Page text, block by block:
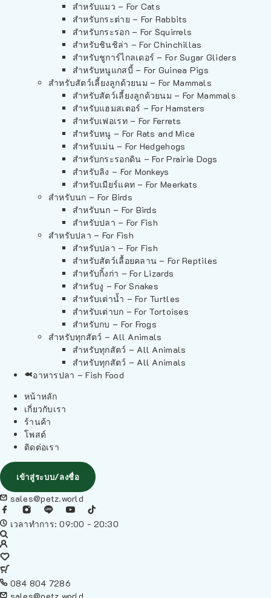
สำหรับแมว – For Cats
สำหรับกระต่าย – For Rabbits
สำหรับกระรอก – For Squirrels
สำหรับชินชิล่า – For Chinchillas
สำหรับชูการ์ไกลเดอร์ – For Sugar Gliders
สำหรับหนูแกสบี้ – For Guinea Pigs
สำหรับสัตว์เลี้ยงลูกด้วยนม – For Mammals
สำหรับสัตว์เลี้ยงลูกด้วยนม – For Mammals
สำหรับแฮมสเตอร์ – For Hamsters
สำหรับเฟอเรท – For Ferrets
สำหรับหนู – For Rats and Mice
สำหรับเม่น – For Hedgehogs
สำหรับกระรอกดิน – For Prairie Dogs
สำหรับลิง – For Monkeys
สำหรับเมียร์แคท – For Meerkats
สำหรับนก – For Birds
สำหรับนก – For Birds
สำหรับปลา – For Fish
สำหรับปลา – For Fish
สำหรับปลา – For Fish
สำหรับสัตว์เลื้อยคลาน – For Reptiles
สำหรับกิ้งก่า – For Lizards
สำหรับงู – For Snakes
สำหรับเต่าน้ำ – For Turtles
สำหรับเต่าบก – For Tortoises
สำหรับกบ – For Frogs
สำหรับทุกสัตว์ – All Animals
สำหรับทุกสัตว์ – All Animals
สำหรับทุกสัตว์ – All Animals
อาหารปลา – Fish Food
หน้าหลัก
เกี่ยวกับเรา
ร้านค้า
โพสต์
ติดต่อเรา
เข้าสู่ระบบ/ลงชื่อ
sales@petz.world
เวลาทำการ: 09:00 - 20:30
084 804 7286